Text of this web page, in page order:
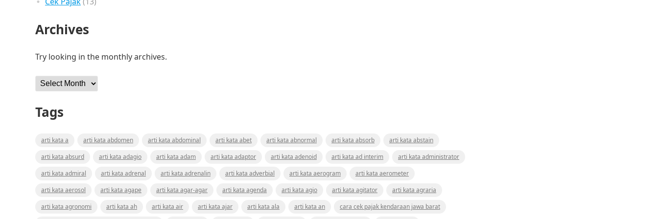
Archives
Try looking in the monthly archives.
Archives
Tags
arti kata a arti kata abdomen arti kata abdominal arti kata abet arti kata abnormal arti kata absorb
arti kata abstain
arti kata absurd
arti kata adagio arti kata adam arti kata adaptor arti kata adenoid arti kata ad interim
arti kata administrator
arti kata admiral
arti kata adrenal arti kata adrenalin arti kata adverbial arti kata aerogram
arti kata aerometer
arti kata aerosol
arti kata agape arti kata agar-agar arti kata agenda arti kata agio arti kata agitator
arti kata agraria
arti kata agronomi
arti kata ah arti kata air arti kata ajar arti kata ala arti kata an
cara cek pajak kendaraan jawa barat